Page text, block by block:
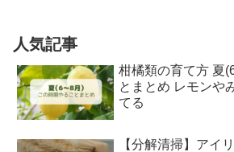
に...
人気記事
柑橘類の育て方 夏
とまとめ レモンや
てる
【分解清掃】アイ